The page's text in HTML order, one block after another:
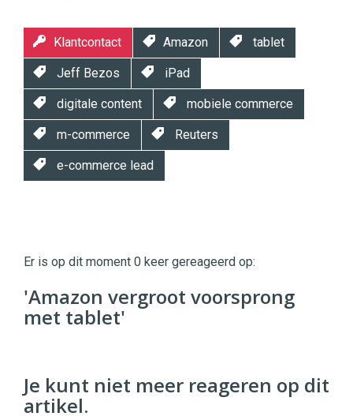
Klantcontact Amazon tablet
Jeff Bezos iPad
digitale content mobiele commerce
m-commerce Reuters
e-commerce lead
|
Digital
Commercehttps://twinklemagazine.nl
96 54
Er is op dit moment 0 keer gereageerd op:
'Amazon vergroot voorsprong
met tablet'
Je kunt niet meer reageren op dit
artikel.